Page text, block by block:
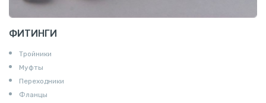
ФИТИНГИ
Тройники
Муфты
Переходники
Фланцы